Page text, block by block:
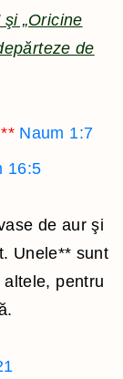
„Oricine
de
** Naum 1:7
16:5
de aur şi
Unele** sunt
pentru